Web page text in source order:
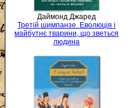
Даймонд Джаред
Третій шимпанзе. Еволюція і
майбутнє тварини, що зветься
людина